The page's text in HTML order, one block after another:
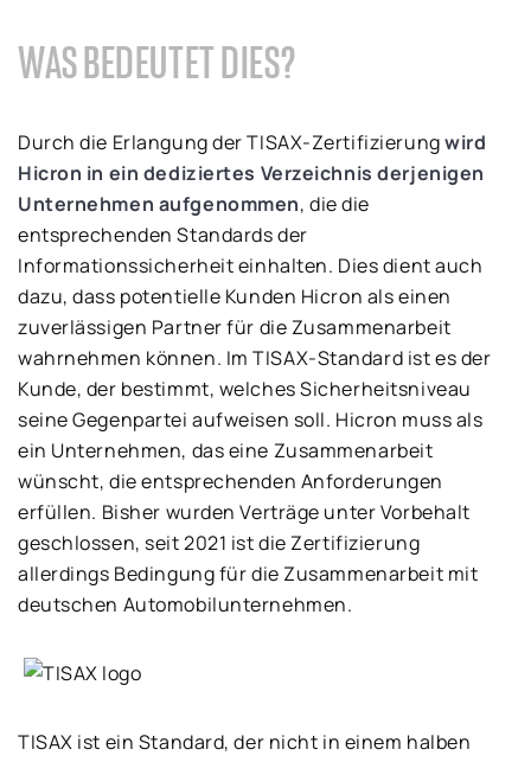
WAS BEDEUTET DIES?
Durch die Erlangung der TISAX-Zertifizierungwird
Hicron in ein dediziertes Verzeichnis derjenigen
Unternehmen aufgenommen, die die
entsprechenden Standards der
Informationssicherheit einhalten. Dies dient auch
dazu, dass potentielle Kunden Hicron als einen
zuverlässigen Partner für die Zusammenarbeit
wahrnehmen können. Im TISAX-Standard ist es der
Kunde, der bestimmt, welches Sicherheitsniveau
seine Gegenpartei aufweisen soll. Hicron muss als
ein Unternehmen, das eine Zusammenarbeit
wünscht, die entsprechenden Anforderungen
erfüllen. Bisher wurden Verträge unter Vorbehalt
geschlossen, seit 2021 ist die Zertifizierung
allerdings Bedingung für die Zusammenarbeit mit
deutschen Automobilunternehmen.
TISAX ist ein Standard, der nicht in einem halben